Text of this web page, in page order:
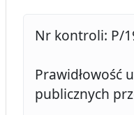
Nr kontroli: P/
Prawidłowość
publicznych